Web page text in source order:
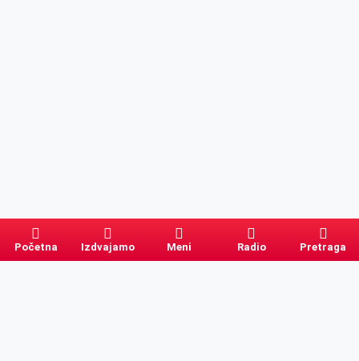
Početna Izdvajamo Meni Radio Pretraga